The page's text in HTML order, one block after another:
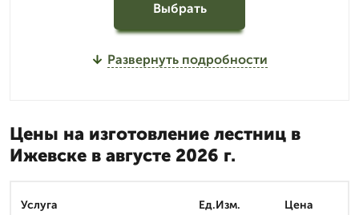
Выбрать
Развернуть подробности
Цены на изготовление лестниц в
Ижевске в августе 2026 г.
Услуга Ед.Изм. Цена